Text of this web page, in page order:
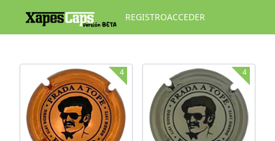
REGISTROACCEDER
4 4